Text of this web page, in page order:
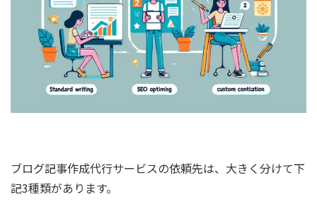
ブログ記事作成代行サービスの依頼先は、大きく分けて下
記3種類があります。